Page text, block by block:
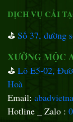
DỊCH VỤ CẢI
⛳️ Số 37, đường
XƯỞNG MỘC
⛳️ Lô E5-02,
Hoà
Email:
Hotline _ Zalo :